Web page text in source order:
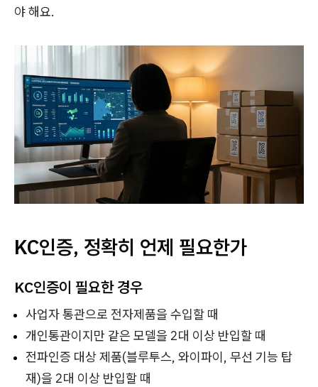
야 해요.
KC인증, 정확히 언제 필요한가
KC인증이 필요한 경우
사업자 통관으로 전자제품을 수입할 때
개인통관이지만 같은 모델을 2대 이상 반입할 때
전파인증 대상 제품(블루투스, 와이파이, 무선 기능 탑
재)을 2대 이상 반입할 때